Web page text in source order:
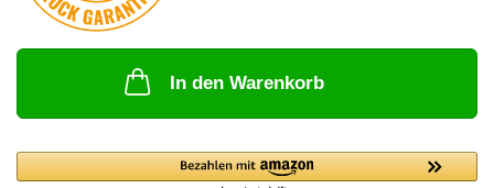
In den Warenkorb